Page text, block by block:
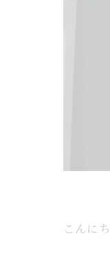
こんに